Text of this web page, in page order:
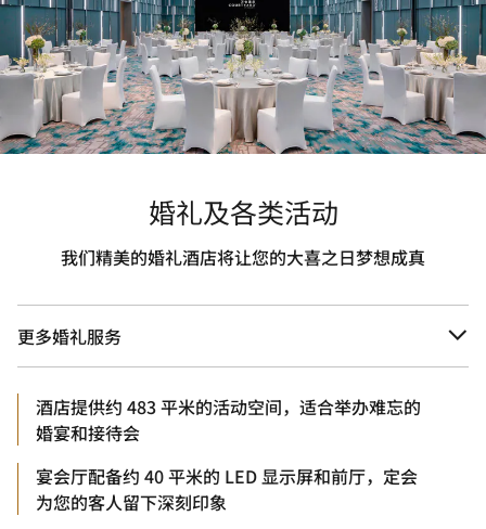
婚礼及各类活动
我们精美的婚礼酒店将让您的大喜之日梦想成真
更多婚礼服务
酒店提供约 483 平米的活动空间，适合举办难忘的
婚宴和接待会
宴会厅配备约 40 平米的 LED 显示屏和前厅，定会
为您的客人留下深刻印象